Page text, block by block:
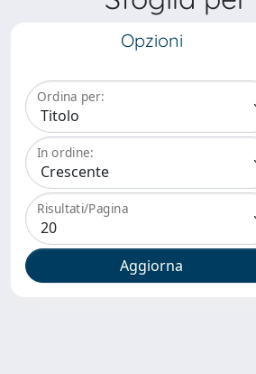
Opzioni
Ordina per:
In ordine:
Risultati/Pagina